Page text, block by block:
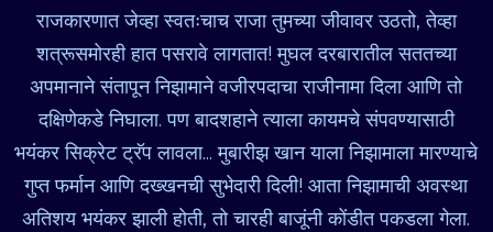
राजकारणात जेव्हा स्वतःचाच राजा तुमच्या जीवावर उठतो, तेव्हा
शत्रूसमोरही हात पसरावे लागतात! मुघल दरबारातील सततच्या
अपमानाने संतापून निझामाने वजीरपदाचा राजीनामा दिला आणि तो
दक्षिणेकडे निघाला. पण बादशहाने त्याला कायमचे संपवण्यासाठी
भयंकर सिक्रेट ट्रॅप लावला... मुबारीझ खान याला निझामाला मारण्याचे
गुप्त फर्मान आणि दख्खनची सुभेदारी दिली! आता निझामाची अवस्था
अतिशय भयंकर झाली होती, तो चारही बाजूंनी कोंडीत पकडला गेला.